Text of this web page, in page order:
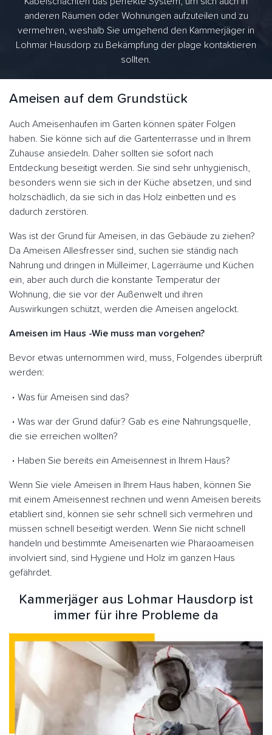
anderen Räumen oder Wohnungen aufzuteilen und zu
vermehren, weshalb Sie umgehend den Kammerjäger in
Lohmar Hausdorp zu Bekämpfung der plage kontaktieren
sollten.
Ameisen auf dem Grundstück
Auch Ameisenhaufen im Garten können später Folgen
haben. Sie könne sich auf die Gartenterrasse und in Ihrem
Zuhause ansiedeln. Daher sollten sie sofort nach
Entdeckung beseitigt werden. Sie sind sehr unhygienisch,
besonders wenn sie sich in der Küche absetzen, und sind
holzschädlich, da sie sich in das Holz einbetten und es
dadurch zerstören.
Was ist der Grund für Ameisen, in das Gebäude zu ziehen?
Da Ameisen Allesfresser sind, suchen sie ständig nach
Nahrung und dringen in Mülleimer, Lagerräume und Küchen
ein, aber auch durch die konstante Temperatur der
Wohnung, die sie vor der Außenwelt und ihren
Auswirkungen schützt, werden die Ameisen angelockt.
Ameisen im Haus -Wie muss man vorgehen?
Bevor etwas unternommen wird, muss, Folgendes überprüft
werden:
Was für Ameisen sind das?
Was war der Grund dafür? Gab es eine Nahrungsquelle,
die sie erreichen wollten?
Haben Sie bereits ein Ameisennest in Ihrem Haus?
Wenn Sie viele Ameisen in Ihrem Haus haben, können Sie
mit einem Ameisennest rechnen und wenn Ameisen bereits
etabliert sind, können sie sehr schnell sich vermehren und
müssen schnell beseitigt werden. Wenn Sie nicht schnell
handeln und bestimmte Ameisenarten wie Pharaoameisen
involviert sind, sind Hygiene und Holz im ganzen Haus
gefährdet.
Kammerjäger aus Lohmar Hausdorp ist
immer für ihre Probleme da